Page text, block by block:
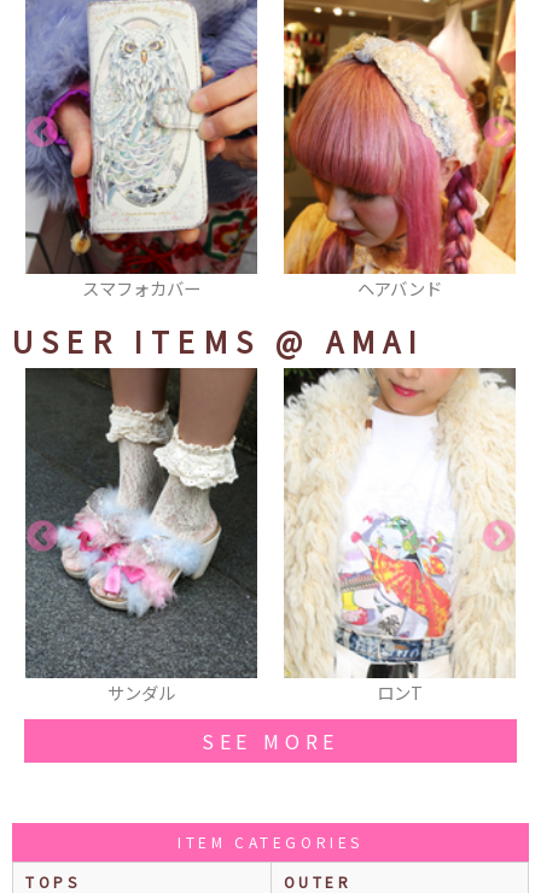
ヘアバンド スニーカー
USER ITEMS @ AMAI
ロンT ネクタイ
SEE MORE
ITEM CATEGORIES
TOPS
OUTER